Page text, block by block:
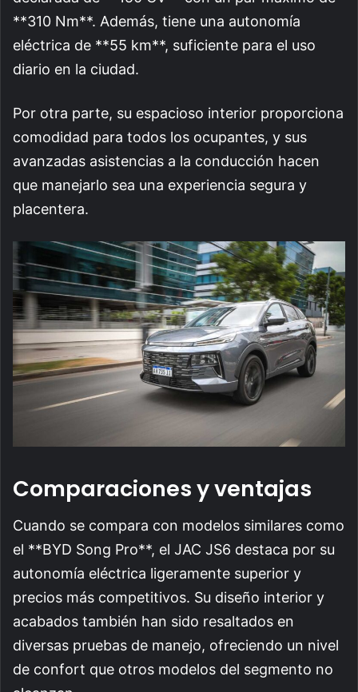
**310 Nm**. Además, tiene una autonomía
eléctrica de **55 km**, suficiente para el uso
diario en la ciudad.
Por otra parte, su espacioso interior proporciona
comodidad para todos los ocupantes, y sus
avanzadas asistencias a la conducción hacen
que manejarlo sea una experiencia segura y
placentera.
Comparaciones y ventajas
Cuando se compara con modelos similares como
el **BYD Song Pro**, el JAC JS6 destaca por su
autonomía eléctrica ligeramente superior y
precios más competitivos. Su diseño interior y
acabados también han sido resaltados en
diversas pruebas de manejo, ofreciendo un nivel
de confort que otros modelos del segmento no